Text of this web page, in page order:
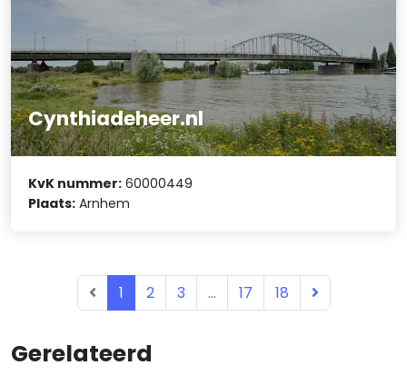
Gerelateerd
Cynthiadeheer.nl
KvK nummer: 60000449
Plaats: Arnhem
1 2 3 ... 17 18